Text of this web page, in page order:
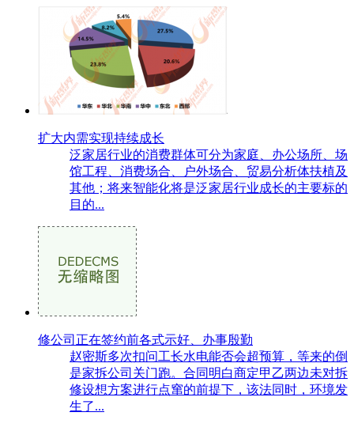
扩大内需实现持续成长
泛家居行业的消费群体可分为家庭、办公场所、场
馆工程、消费场合、户外场合、贸易分析体扶植及
其他；将来智能化将是泛家居行业成长的主要标的
目的...
修公司正在签约前各式示好、办事殷勤
赵密斯多次扣问工长水电能否会超预算，等来的倒
是家拆公司关门跑。合同明白商定甲乙两边未对拆
修设想方案进行点窜的前提下，该法同时，环境发
生了...